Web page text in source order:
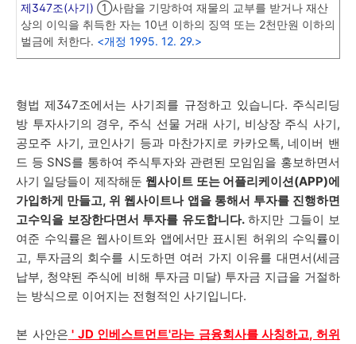
제347조(사기) ①사람을 기망하여 재물의 교부를 받거나 재산
상의 이익을 취득한 자는 10년 이하의 징역 또는 2천만원 이하의
벌금에 처한다. <개정 1995. 12. 29.>
형법 제347조에서는 사기죄를 규정하고 있습니다. 주식리딩
방 투자사기의 경우, 주식 선물 거래 사기, 비상장 주식 사기,
공모주 사기, 코인사기 등과 마찬가지로 카카오톡, 네이버 밴
드 등 SNS를 통하여 주식투자와 관련된 모임임을 홍보하면서
사기 일당들이 제작해둔 웹사이트 또는 어플리케이션(APP)에
가입하게 만들고, 위 웹사이트나 앱을 통해서 투자를 진행하면
고수익을 보장한다면서 투자를 유도합니다. 하지만 그들이 보
여준 수익률은 웹사이트와 앱에서만 표시된 허위의 수익률이
고, 투자금의 회수를 시도하면 여러 가지 이유를 대면서(세금
납부, 청약된 주식에 비해 투자금 미달) 투자금 지급을 거절하
는 방식으로 이어지는 전형적인 사기입니다.
본 사안은 ' JD 인베스트먼트'라는 금융회사를 사칭하고, 허위